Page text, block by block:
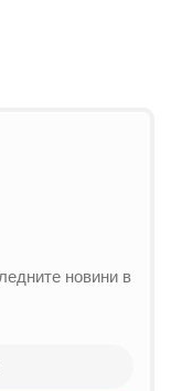
новини в